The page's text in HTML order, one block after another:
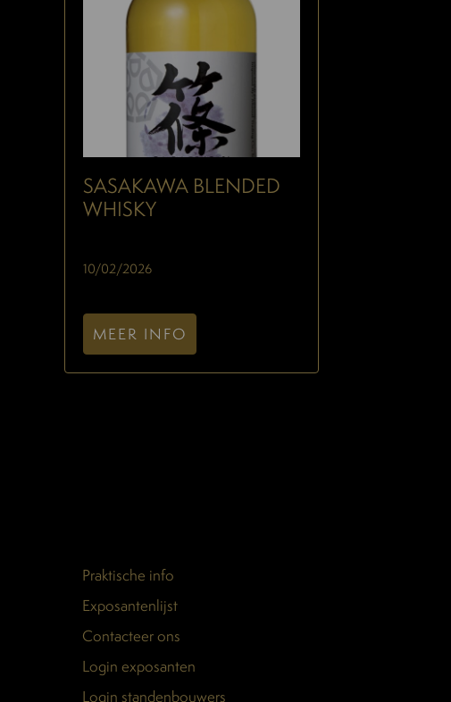
SASAKAWA BLENDED
WHISKY
10/02/2026
MEER INFO
Praktische info
Exposantenlijst
Contacteer ons
Login exposanten
Login standenbouwers